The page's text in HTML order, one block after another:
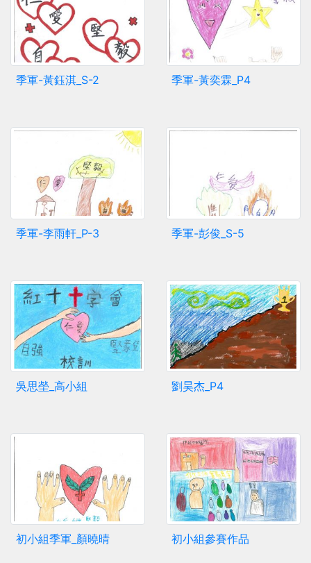
季軍-黃鈺淇_S-2 季軍-黃奕霖_P4
季軍-李雨軒_P-3 季軍-彭俊_S-5
吳思塋_高小組 劉昊杰_P4
初小組季軍_顏曉晴 初小組參賽作品